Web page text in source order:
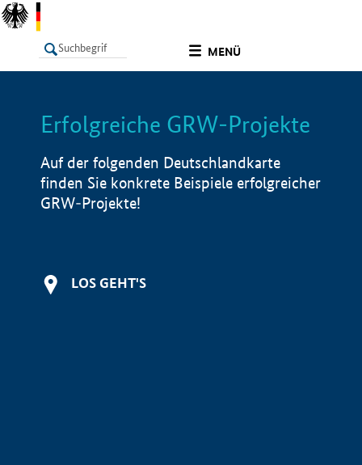
MENÜ
LISTE Info
Erfolgreiche GRW-Projekte
Auf der folgenden Deutschlandkarte
finden Sie konkrete Beispiele erfolgreicher
GRW-Projekte!
LOS GEHT'S